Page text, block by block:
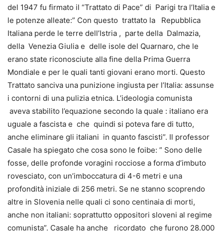
del 1947 fu firmato il “Trattato di Pace” di Parigi tra l’Italia e
le potenze alleate:” Con questo trattato la Repubblica
Italiana perde le terre dell’Istria , parte della Dalmazia,
della Venezia Giulia e delle isole del Quarnaro, che le
erano state riconosciute alla fine della Prima Guerra
Mondiale e per le quali tanti giovani erano morti. Questo
Trattato sanciva una punizione ingiusta per l’Italia: assunse
i contorni di una pulizia etnica. L’ideologia comunista
aveva stabilito l’equazione secondo la quale : italiano era
uguale a fascista e che quindi si poteva fare di tutto,
anche eliminare gli italiani in quanto fascisti”. Il professor
Casale ha spiegato che cosa sono le foibe: ” Sono delle
fosse, delle profonde voragini rocciose a forma d’imbuto
rovesciato, con un’imboccatura di 4-6 metri e una
profondità iniziale di 256 metri. Se ne stanno scoprendo
altre in Slovenia nelle quali ci sono centinaia di morti,
anche non italiani: soprattutto oppositori sloveni al regime
comunista”. Casale ha anche ricordato che furono 28.000